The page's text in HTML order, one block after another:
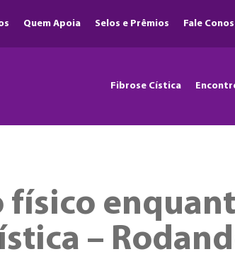
Quem Apoia Selos e Prêmios Fale
Fibrose Cística
físico
–